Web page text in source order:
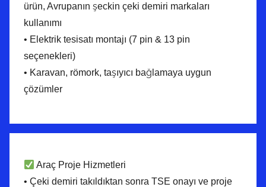
ürün, Avrupanın şeckin çeki demiri markaları
kullanımı
• Elektrik tesisatı montajı (7 pin & 13 pin
seçenekleri)
• Karavan, römork, taşıyıcı bağlamaya uygun
çözümler
Araç Proje Hizmetleri
• Çeki demiri takıldıktan sonra TSE onayı ve proje